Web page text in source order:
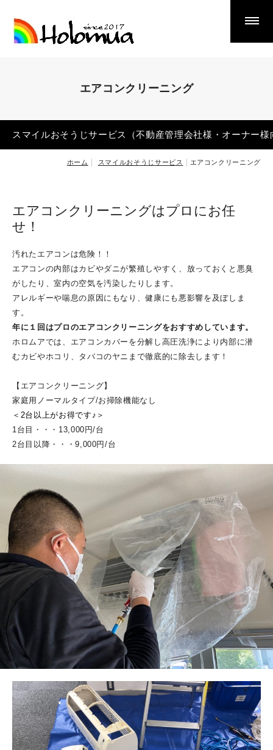
エアコンクリーニング
スマイルおそうじサービス（不動産管理会社様・オーナー様
ホーム スマイルおそうじサービス エアコンクリーニング
Smile Cleaning Service
スマイルおそうじサービス（不動産管理会社様・オーナ
エアコンクリーニング
リサイクル品買取・販売
ゴミ屋敷・汚部屋片づけ
鉄・非鉄金属回収
ホロムア千葉本店のガチョウたち
ガチョウたち
PROFILE
ACCESS
エアコンクリーニングはプロにお任
せ！
汚れたエアコンは危険！！
エアコンの内部はカビやダニが繁殖しやすく、放っておくと悪臭
がしたり、室内の空気を汚染したりします。
アレルギーや喘息の原因にもなり、健康にも悪影響を及ぼしま
す。
年に１回はプロのエアコンクリーニングをおすすめしています。
ホロムアでは、エアコンカバーを分解し高圧洗浄により内部に潜
むカビやホコリ、タバコのヤニまで徹底的に除去します！
【エアコンクリーニング】
家庭用ノーマルタイプ/お掃除機能なし
＜2台以上がお得です♪＞
1台目・・・13,000円/台
2台目以降・・・9,000円/台